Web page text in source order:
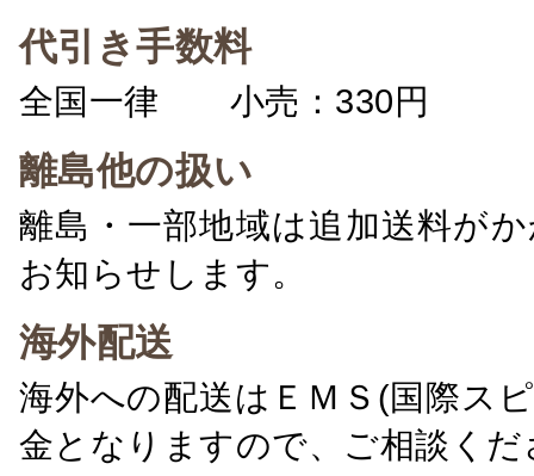
代引き手数料
全国一律 小売：330円 卸
離島他の扱い
離島・一部地域は追加送料が
お知らせします。
海外配送
海外への配送はＥＭＳ(国際ス
金となりますので、ご相談くだ